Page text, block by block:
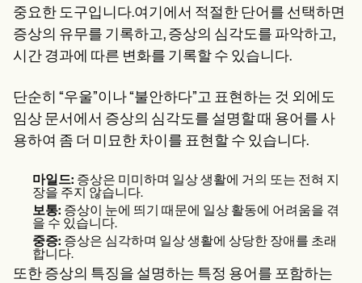
중요한 도구입니다.여기에서 적절한 단어를 선택하면
증상의 유무를 기록하고, 증상의 심각도를 파악하고,
시간 경과에 따른 변화를 기록할 수 있습니다.
단순히 “우울”이나 “불안하다”고 표현하는 것 외에도
임상 문서에서 증상의 심각도를 설명할 때 용어를 사
용하여 좀 더 미묘한 차이를 표현할 수 있습니다.
마일드: 증상은 미미하며 일상 생활에 거의 또는 전혀 지
장을 주지 않습니다.
보통: 증상이 눈에 띄기 때문에 일상 활동에 어려움을 겪
을 수 있습니다.
중증: 증상은 심각하며 일상 생활에 상당한 장애를 초래
합니다.
또한 증상의 특징을 설명하는 특정 용어를 포함하는